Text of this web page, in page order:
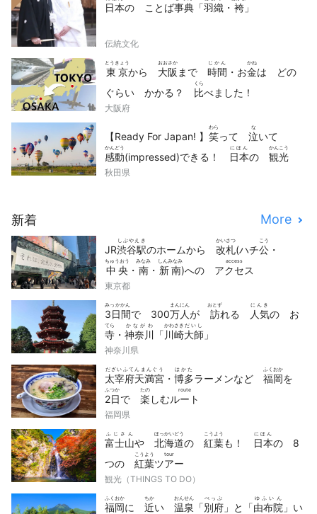
日本の ことば事典 「羽織 ・ 袴 」
伝統文化
東京
とうきょう
から 大阪
おおさか
まで 時間
じかん
・お金
かね
は どの
ぐらい かかる？ 比
くら
べました！
大阪府
【Ready For Japan! 】 笑
わら
って 泣
な
いて
感動
かんどう
(impressed)できる！ 日本
にほん
の 観光
かんこう
動画
どうが
10
秋田県
新着 More
JR渋谷駅
しぶやえき
のホームから 改札
かいさつ
(ハチ公
こう
・
中央
ちゅうおう
・ 南
みなみ
・ 新南
しんみなみ
)への アクセス
access
東京都
3日間
みっかかん
で 300万人
まんにん
が 訪
おとず
れる 人気
にんき
の お
寺
てら
・ 神奈川
かながわ
「 川崎
かわさき
大師
だいし
」
神奈川県
太宰府天満宮
だざいふてんまんぐう
・ 博多
はかた
ラーメンなど 福岡
ふくおか
を
2日
ふつか
で 楽
たの
しむルート
route
福岡県
富士山
ふじさん
や 北海道
ほっかいどう
の 紅葉
こうよう
も！ 日本
にほん
の 8
つの 紅葉
こうよう
ツアー
tour
観光（THINGS TO DO）
福岡
ふくおか
に 近
ちか
い 温泉
おんせん
「別府
べっぷ
」と「由布院
ゆふいん
」い